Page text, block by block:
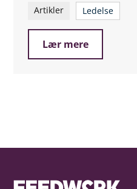
Artikler Ledelse
Lær mere